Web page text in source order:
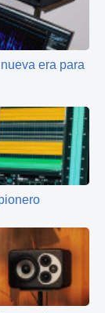
era para